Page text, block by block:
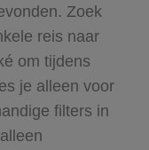
Zoek
reis naar
om tijdens
je alleen voor
filters in